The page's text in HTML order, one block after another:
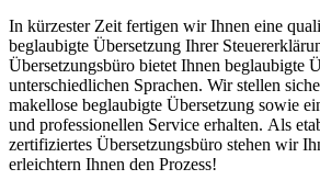
In kürzester Zeit fertigen wir Ihnen eine
beglaubigte Übersetzung Ihrer
Übersetzungsbüro bietet Ihnen beglaubigte
unterschiedlichen Sprachen. Wir stellen
makellose beglaubigte Übersetzung sowie
und professionellen Service erhalten. Als
zertifiziertes Übersetzungsbüro stehen wir
erleichtern Ihnen den Prozess!